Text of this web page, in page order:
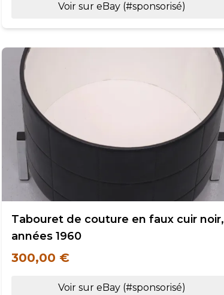
Voir sur eBay (#sponsorisé)
Tabouret de couture en faux cuir noir,
années 1960
300,00 €
Voir sur eBay (#sponsorisé)